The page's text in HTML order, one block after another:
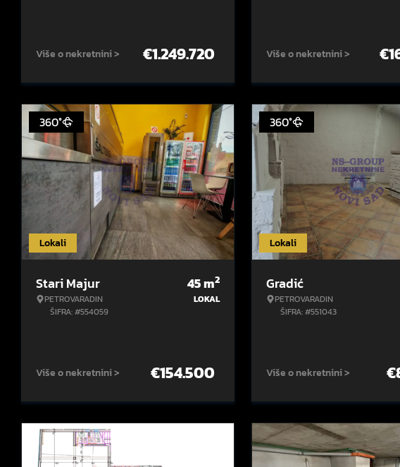
Više o nekretnini > €1.249.720 Više o nekretnini > €
Lokali
360°
Stari Majur
PETROVARADIN
ŠIFRA: #554059
45m2
LOKAL
Više o nekretnini > €154.500
Lokali
360°
Gradić
PETROVARADIN
ŠIFRA: #551043
Više o nekretnini > €